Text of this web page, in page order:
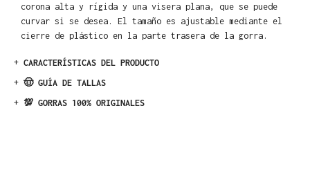
corona alta y rígida y una visera plana, que se puede
curvar si se desea. El tamaño es ajustable mediante el
cierre de plástico en la parte trasera de la gorra.
+ CARACTERÍSTICAS DEL PRODUCTO
+ 🤠 GUÍA DE TALLAS
+ 💯 GORRAS 100% ORIGINALES